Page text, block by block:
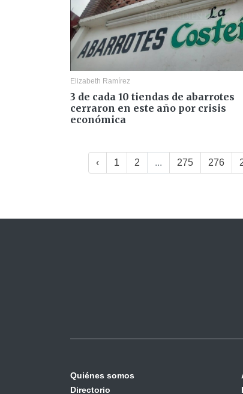
Elizabeth Ramírez
3 de cada 10 tiendas de abarrotes
cerraron en este año por crisis
económica
‹ 1 2 ... 275 276
Quiénes somos
Directorio